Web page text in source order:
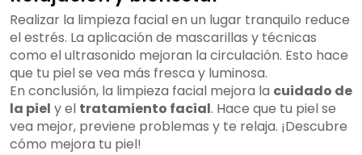
Realizar la limpieza facial en un lugar tranquilo reduce
el estrés. La aplicación de mascarillas y técnicas
como el ultrasonido mejoran la circulación. Esto hace
que tu piel se vea más fresca y luminosa.
En conclusión, la limpieza facial mejora la cuidado de
la piel y el tratamiento facial. Hace que tu piel se
vea mejor, previene problemas y te relaja. ¡Descubre
cómo mejora tu piel!